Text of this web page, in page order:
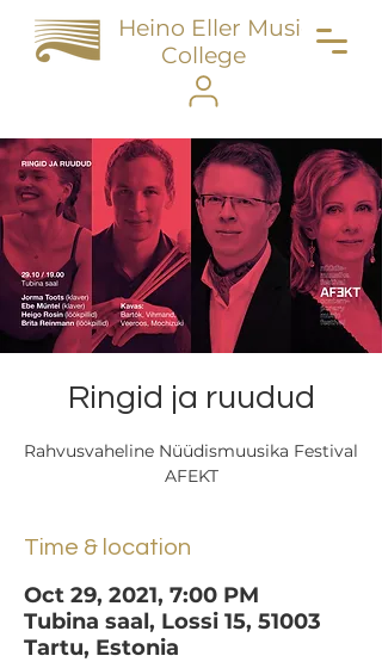
Heino Eller Music
College
Ringid ja ruudud
Rahvusvaheline Nüüdismuusika Festival
AFEKT
Time & location
Oct 29, 2021, 7:00 PM
Tubina saal, Lossi 15, 51003
Tartu, Estonia